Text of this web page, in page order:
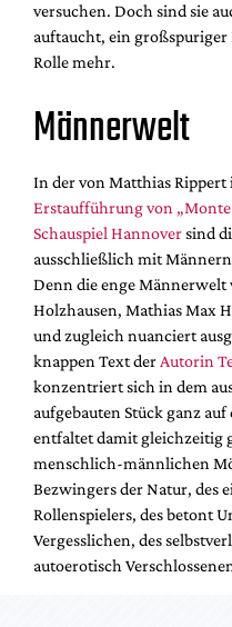
versuchen. Doch sind sie
auftaucht, ein
Rolle mehr.
Männerwelt
In der von Matthias Rippert
Erstaufführung von „Monte
Schauspiel Hannoversind
ausschließlich mit Männern
Denn die enge Männerwelt
Holzhausen, Mathias Max
und zugleich nuanciert
knappen Text der Autorin
konzentriert sich in dem
aufgebauten Stück ganz
entfaltet damit gleichzeitig
menschlich-männlichen
Bezwingers der Natur, des
Rollenspielers, des betont
Vergesslichen, des
autoerotisch